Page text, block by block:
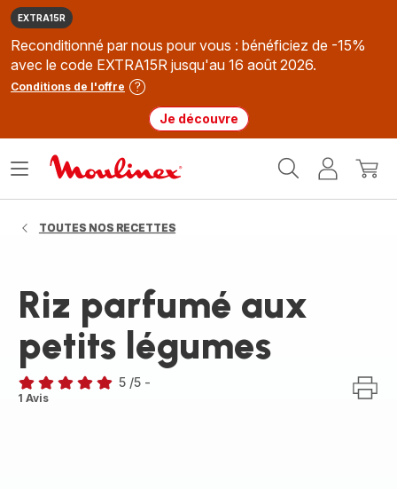
EXTRA15R
Reconditionné par nous pour vous : bénéficiez de -15%
avec le code EXTRA15R jusqu'au 16 août 2026.
Conditions de l'offre
Je découvre
MonMon
Ouvrir
TOUTES NOS RECETTES
Riz parfumé aux
petits légumes
Avis
5 /5 -
1 Avis